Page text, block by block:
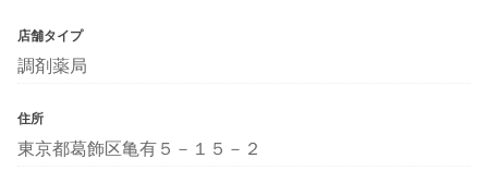
店舗タイプ
調剤薬局
住所
東京都葛飾区亀有５－１５－２